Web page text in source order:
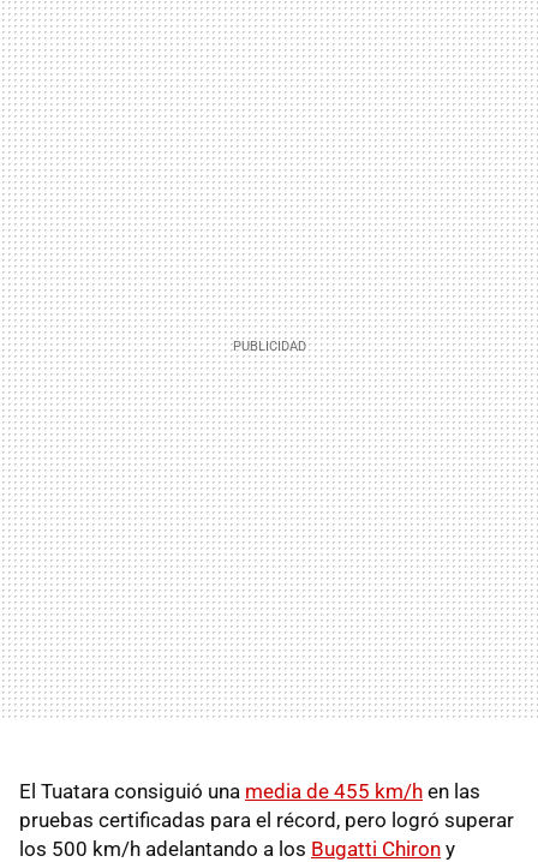
El Tuatara consiguió una media de 455 km/h en las
pruebas certificadas para el récord, pero logró superar
los 500 km/h adelantando a los Bugatti Chiron y